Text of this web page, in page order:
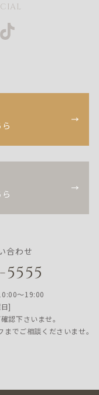
合わせ
〜19:00
]
認下さいませ。
でご相談くださいませ。